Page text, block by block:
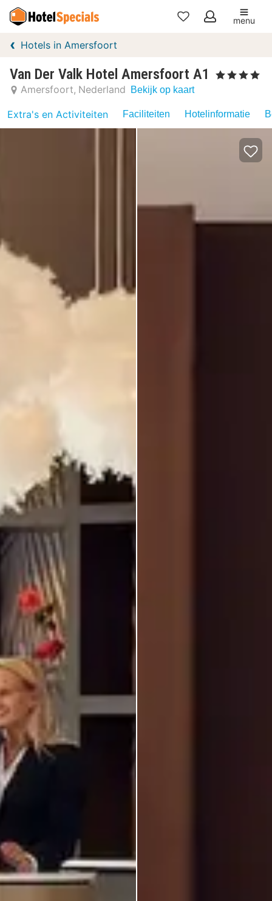
Mijn
menu
Hotels in Amersfoort
Van Der Valk Hotel Amersfoort A1 , 4 Sterren
Amersfoort Nederland Bekijk op kaart
Extra's en Activiteiten Faciliteiten Hotelinformatie